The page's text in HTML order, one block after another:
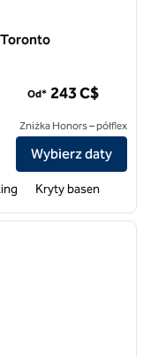
by Hilton Toronto
Od* 243 C$
Zniżka Honors – półflex
Wybierz daty
Kryty basen